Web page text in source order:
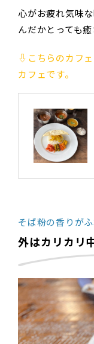
心がお疲れ気味
んだかとっても癒
⇩こちらのカフ
カフェです。
そば粉の香りが
外はカリカリ